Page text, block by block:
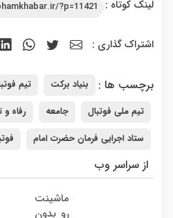
لینک کوتاه : ?p=11421
اشتراک گذاری :
برچسب ها : بنیاد برکت
تیم
تیم ملی فوتبال
جامعه
رفاه و
ستاد اجرایی فرمان حضرت امام
از سراسر وب
ماشینت
رو بدون